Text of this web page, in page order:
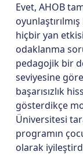
Evet, AHOB
hiçbir yan
odaklanma
pedagojik bir
seviyesine
başarısızlık
gösterdikçe
Üniversitesi
programın
olarak